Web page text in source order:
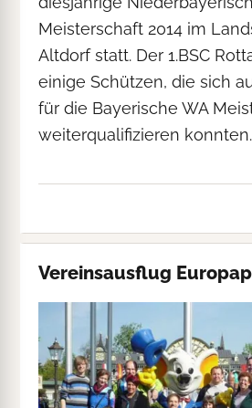
Meisterschaft 2014 im
Altdorf statt. Der 1.BSC
einige Schützen, die sich
für die Bayerische WA
weiterqualifizieren konnten.
Vereinsausflug